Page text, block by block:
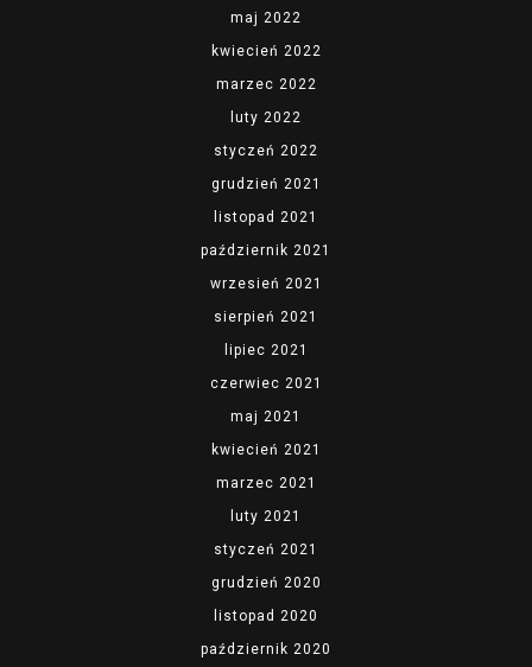
maj 2022
kwiecień 2022
marzec 2022
luty 2022
styczeń 2022
grudzień 2021
listopad 2021
październik 2021
wrzesień 2021
sierpień 2021
lipiec 2021
czerwiec 2021
maj 2021
kwiecień 2021
marzec 2021
luty 2021
styczeń 2021
grudzień 2020
listopad 2020
październik 2020